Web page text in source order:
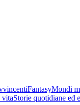
FantasyMondi
vitaStorie quotidiane ed